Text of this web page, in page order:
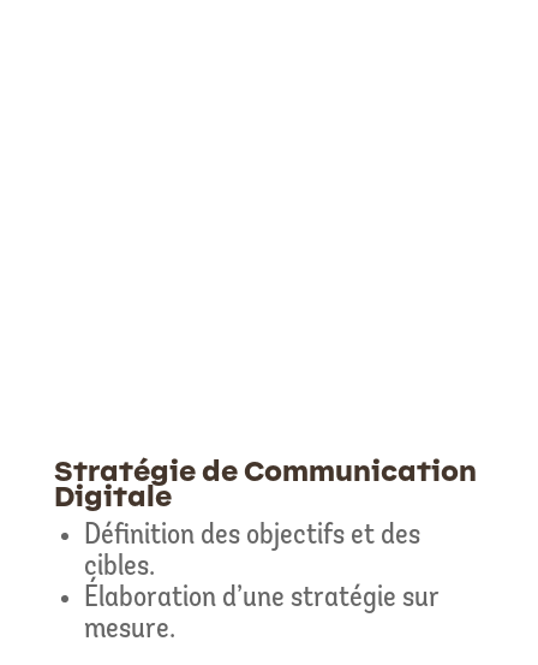
Stratégie de Communication
Digitale
Définition des objectifs et des
cibles.
Élaboration d’une stratégie sur
mesure.